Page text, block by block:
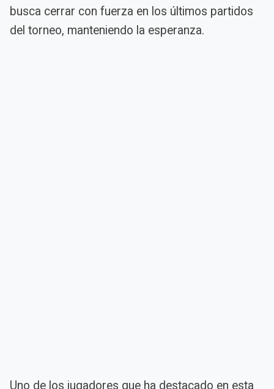
busca cerrar con fuerza en los últimos partidos
del torneo, manteniendo la esperanza.
Uno de los jugadores que ha destacado en esta